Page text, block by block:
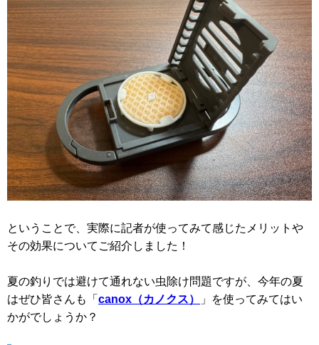
ということで、実際に記者が使ってみて感じたメリットや
その効果についてご紹介しました！
夏の釣りでは避けて通れない虫除け問題ですが、今年の夏
はぜひ皆さんも「 canox（カノクス）
」を使ってみてはい
かがでしょうか？